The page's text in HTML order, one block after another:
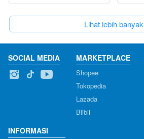
`Lihat lebih banyak
SOCIAL MEDIA MARKETPLACE
Shopee
Tokopedia
Lazada
Blibli
INFORMASI